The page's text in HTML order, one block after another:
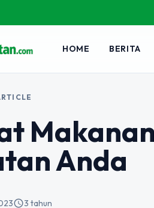
HOME BERITA
Anda
schedule3 tahun